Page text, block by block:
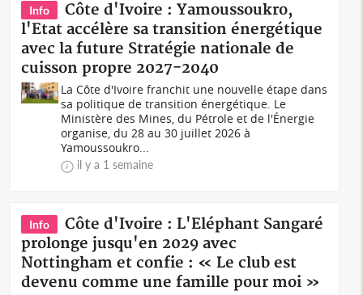
Info
Côte d'Ivoire : Yamoussoukro,
l'Etat accélère sa transition énergétique
avec la future Stratégie nationale de
cuisson propre 2027-2040
La Côte d'Ivoire franchit une nouvelle étape dans
sa politique de transition énergétique. Le
Ministère des Mines, du Pétrole et de l'Énergie
organise, du 28 au 30 juillet 2026 à
Yamoussoukro...
il y a 1 semaine
Info
Côte d'Ivoire : L'Eléphant Sangaré
prolonge jusqu'en 2029 avec
Nottingham et confie : « Le club est
devenu comme une famille pour moi »